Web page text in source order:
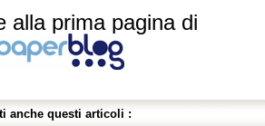
alla prima pagina di
anche questi articoli :